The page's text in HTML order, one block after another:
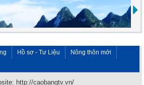
Hồ sơ - Tư Liệu
Nông thôn mới
http://caobangtv.vn/